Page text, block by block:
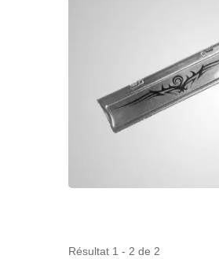
Résultat 1 - 2 de 2